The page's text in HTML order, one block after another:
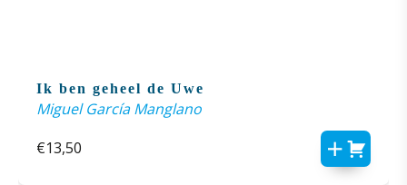
Ik ben geheel de Uwe
Miguel García Manglano
€13,50